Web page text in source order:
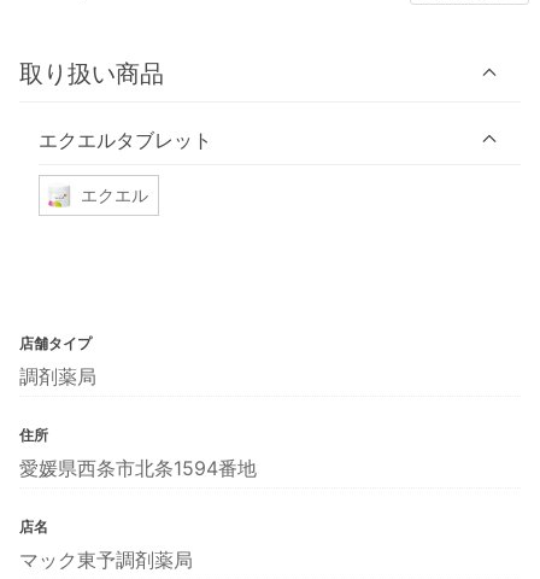
取り扱い商品
エクエルタブレット
エクエル
店舗タイプ
調剤薬局
住所
愛媛県西条市北条1594番地
店名
マック東予調剤薬局